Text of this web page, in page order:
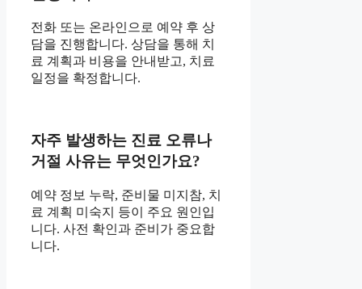
전화 또는 온라인으로 예약 후 상
담을 진행합니다. 상담을 통해 치
료 계획과 비용을 안내받고, 치료
일정을 확정합니다.
자주 발생하는 진료 오류나
거절 사유는 무엇인가요?
예약 정보 누락, 준비물 미지참, 치
료 계획 미숙지 등이 주요 원인입
니다. 사전 확인과 준비가 중요합
니다.